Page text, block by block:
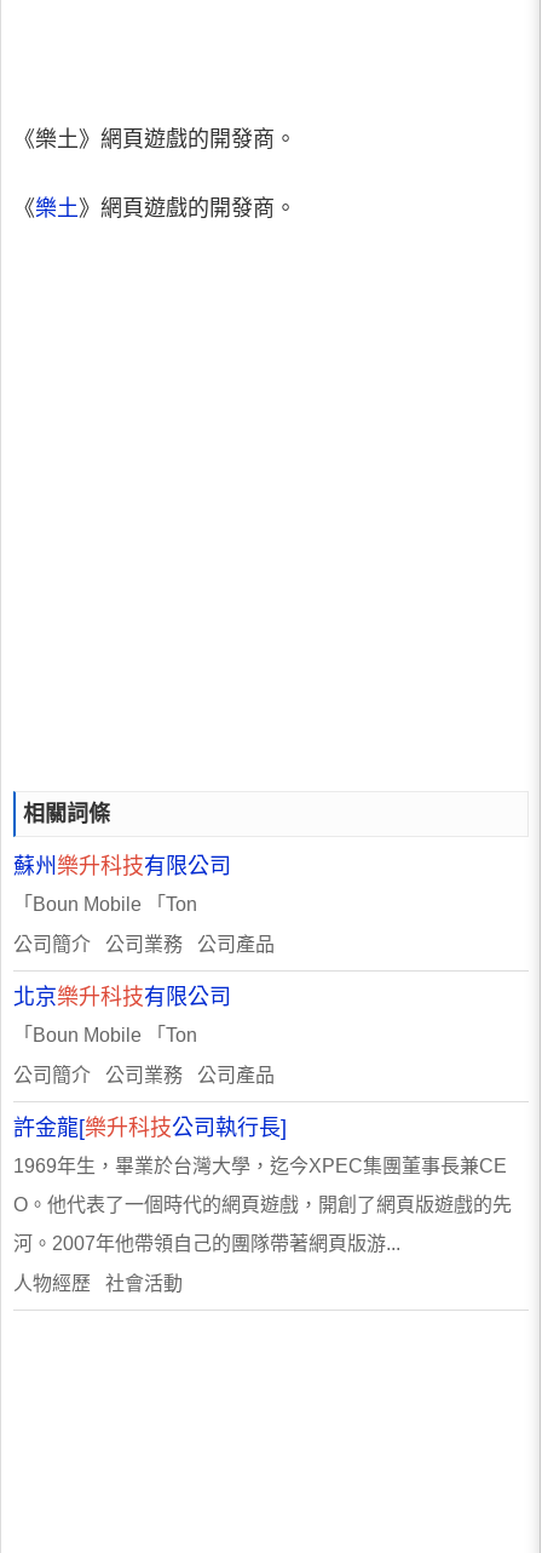
《樂土》網頁遊戲的開發商。
《樂土》網頁遊戲的開發商。
相關詞條
蘇州 樂升科技有限公司
「Boun Mobile 「Ton
公司簡介 公司業務 公司產品
北京樂升科技有限公司
「Boun Mobile 「Ton
公司簡介 公司業務 公司產品
許金龍[樂升科技公司執行長]
1969年生，畢業於台灣大學，迄今XPEC集團董事長兼CE
O。他代表了一個時代的網頁遊戲，開創了網頁版遊戲的先
河。2007年他帶領自己的團隊帶著網頁版游...
人物經歷 社會活動